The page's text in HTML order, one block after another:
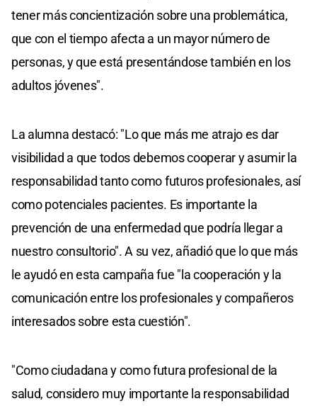
tener más concientización sobre una problemática,
que con el tiempo afecta a un mayor número de
personas, y que está presentándose también en los
adultos jóvenes".
La alumna destacó: "Lo que más me atrajo es dar
visibilidad a que todos debemos cooperar y asumir la
responsabilidad tanto como futuros profesionales, así
como potenciales pacientes. Es importante la
prevención de una enfermedad que podría llegar a
nuestro consultorio". A su vez, añadió que lo que más
le ayudó en esta campaña fue "la cooperación y la
comunicación entre los profesionales y compañeros
interesados sobre esta cuestión".
"Como ciudadana y como futura profesional de la
salud, considero muy importante la responsabilidad